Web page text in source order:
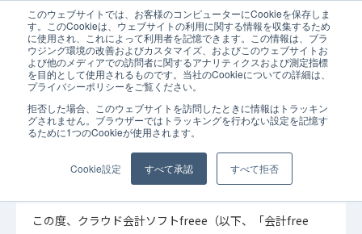
このウェブサイトでは、お客様のコンピューターにCookieを保存しま
す。このCookieは、ウェブサイトの利用に関する情報を収集するため
に使用され、これによって利用者を記憶できます。この情報は、ブラ
ウジング環境の改善およびカスタマイズ、およびこのウェブサイトお
よび他のメディアでの訪問者に関するアナリティクスおよび測定指標
を目的として使用されるものです。当社のCookieについての詳細は、
プライバシーポリシーをご覧ください。
拒否した場合、このウェブサイトを訪問したときに情報はトラッキン
グされません。ブラウザーではトラッキングを行わない設定を記憶す
るために1つのCookieが使用されます。
Cookie設定 すべて承認 すべて拒否
ホーム お知らせ 無料連携アプリ「freee to CloudSign」をリリース
2021年02月02日 お知らせ
無料連携アプリ「freee to CloudSign」をリ
リース
この度、クラウド会計ソフトfreee（以下、「会計free